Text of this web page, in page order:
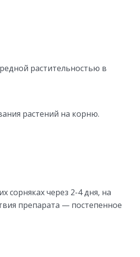
растительностью в
растений на корню.
сорняках через 2-4 дня, на
препарата — постепенное